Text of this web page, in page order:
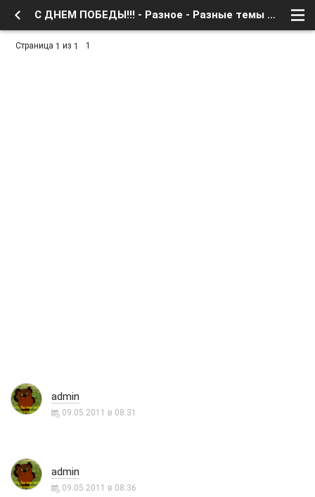
С ДНЕМ ПОБЕДЫ!!! - Разное - Разные темы и просто треп - Форум о Спутниковом Телевидении
Страница 1 из 1 1
admin
09.05.2011 в 08:31
admin
09.05.2011 в 08:36